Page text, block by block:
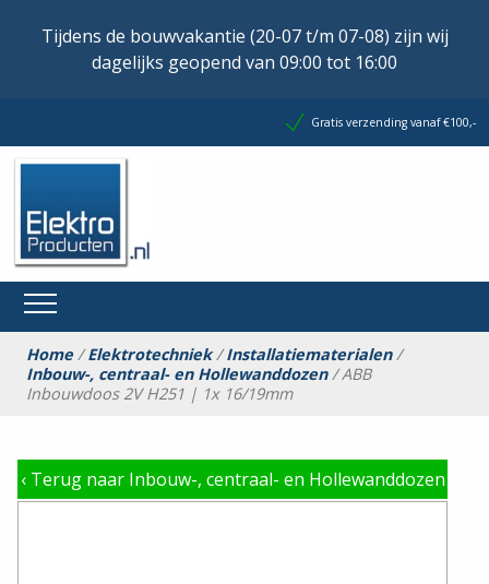
Tijdens de bouwvakantie (20-07 t/m 07-08) zijn wij
dagelijks geopend van 09:00 tot 16:00
Gratis verzending vanaf €100,-
Home/Elektrotechniek/Installatiematerialen/
Inbouw-, centraal- en Hollewanddozen/ ABB
Inbouwdoos 2V H251 | 1x 16/19mm
‹Terug naar Inbouw-, centraal- en Hollewanddozen